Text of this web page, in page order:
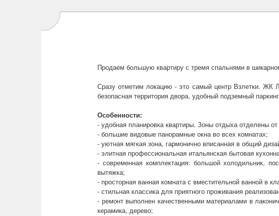
Продаем большую квартиру с тремя спальнями в
Сразу отметим локацию - это самый центр Взлетки. ЖК
безопасная территория двора, удобный подземный
Особенности:
- удобная планировка квартиры. Зоны отдыха отделены
- большие видовые панорамные окна во всех комнатах;
- уютная мягкая зона, гармонично вписанная в общий
- элитная профессиональная итальянская бытовая
- современная комплектация: большой холодильник,
вытяжка;
- просторная ванная комната с вместительной ванной в
- стильная классика для приятного проживания
- ремонт выполнен качественными материалами в
керамика, дерево;